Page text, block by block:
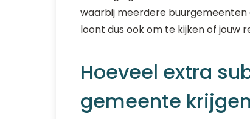
waarbij meerdere buurgemeenten
loont dus ook om te kijken of jouw
Hoeveel extra
gemeente